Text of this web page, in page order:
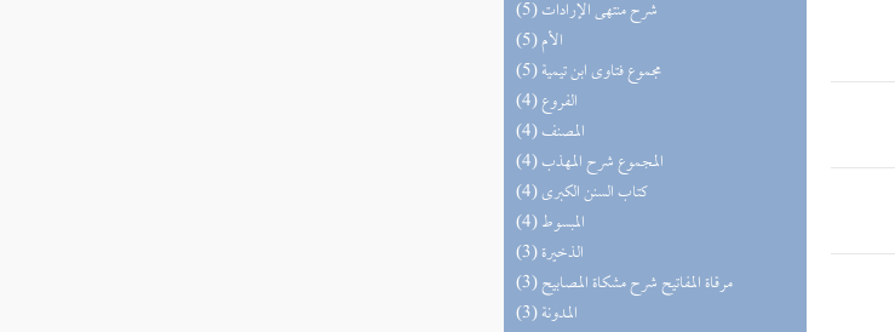
(5) شرح منتهى الإرادات
(5) الأم
(5) مجموع فتاوى ابن تيمية
(4) الفروع
(4) المصنف
(4) المجموع شرح المهذب
(4) كتاب السنن الكبرى
(4) المبسوط
(3) الذخيرة
(3) مرقاة المفاتيح شرح مشكاة المصابيح
(3) المدونة